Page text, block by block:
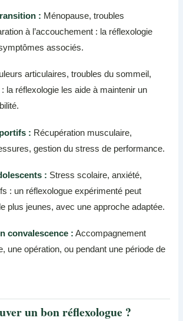
: Ménopause, troubles
à l’accouchement : la réflexologie
associés.
articulaires, troubles du sommeil,
la réflexologie les aide à maintenir un
: Récupération musculaire,
gestion du stress de performance.
: Stress scolaire, anxiété,
: un réflexologue expérimenté peut
plus jeunes, avec une approche adaptée.
convalescence : Accompagnement
une opération, ou pendant une période de
un bon réflexologue ?